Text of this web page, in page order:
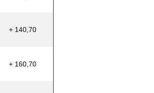
+ 140,70
+ 160,70